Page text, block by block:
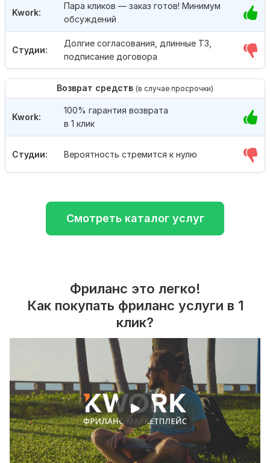
Студии:
Долгие согласования, длинные ТЗ,
подписание договора
Kwork:
Пара кликов — заказ готов! Минимум
обсуждений
Возврат средств (в случае просрочки)
Студии: Вероятность стремится к нулю
Kwork:
100% гарантия возврата
в 1 клик
Смотреть каталог услуг
Фриланс это легко!
Как покупать фриланс услуги в 1
клик?